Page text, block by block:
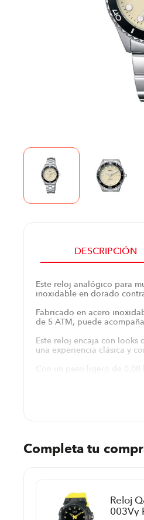
DESCRIPCIÓN
Este reloj analógico para
inoxidable en dorado
Fabricado en acero
de 5 ATM, puede
Este reloj encaja con looks
una experiencia clásica y
Con un peso ligero de
Gracias a la combinación
es rápida gracias a la
Completa tu
Reloj
003Vy